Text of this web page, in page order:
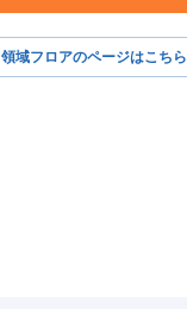
領域フロアのページはこちら